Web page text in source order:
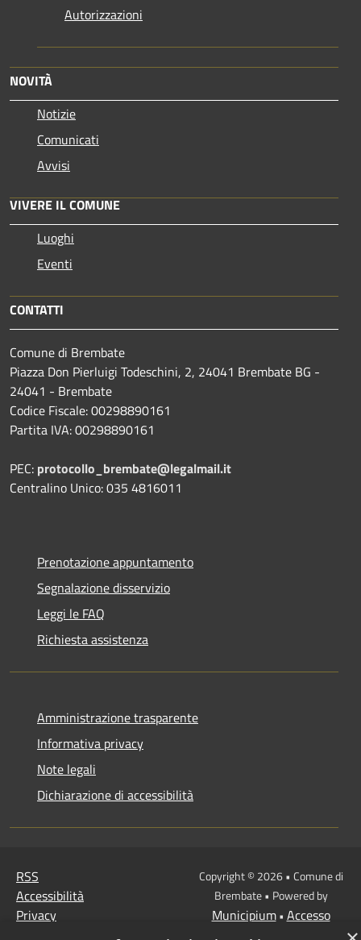
Autorizzazioni
NOVITÀ
Notizie
Comunicati
Avvisi
VIVERE IL COMUNE
Luoghi
Eventi
CONTATTI
Comune di Brembate
Piazza Don Pierluigi Todeschini, 2, 24041 Brembate BG -
24041 - Brembate
Codice Fiscale: 00298890161
Partita IVA: 00298890161
PEC: protocollo_brembate@legalmail.it
Centralino Unico: 035 4816011
Prenotazione appuntamento
Segnalazione disservizio
Leggi le FAQ
Richiesta assistenza
Amministrazione trasparente
Informativa privacy
Note legali
Dichiarazione di accessibilità
RSS
Accessibilità
Privacy
Copyright © 2026 • Comune di
Brembate • Powered by
Municipium• Accesso
redazione